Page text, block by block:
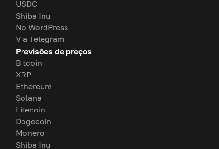
USDC
Shiba Inu
No WordPress
Via Telegram
Previsões de preços
Bitcoin
XRP
Ethereum
Solana
Litecoin
Dogecoin
Monero
Shiba Inu